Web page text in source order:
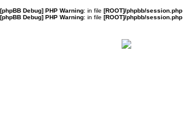
[phpBB Debug] PHP Warning: in file [ROOT]/phpbb/session.php
[phpBB Debug] PHP Warning: in file [ROOT]/phpbb/session.php